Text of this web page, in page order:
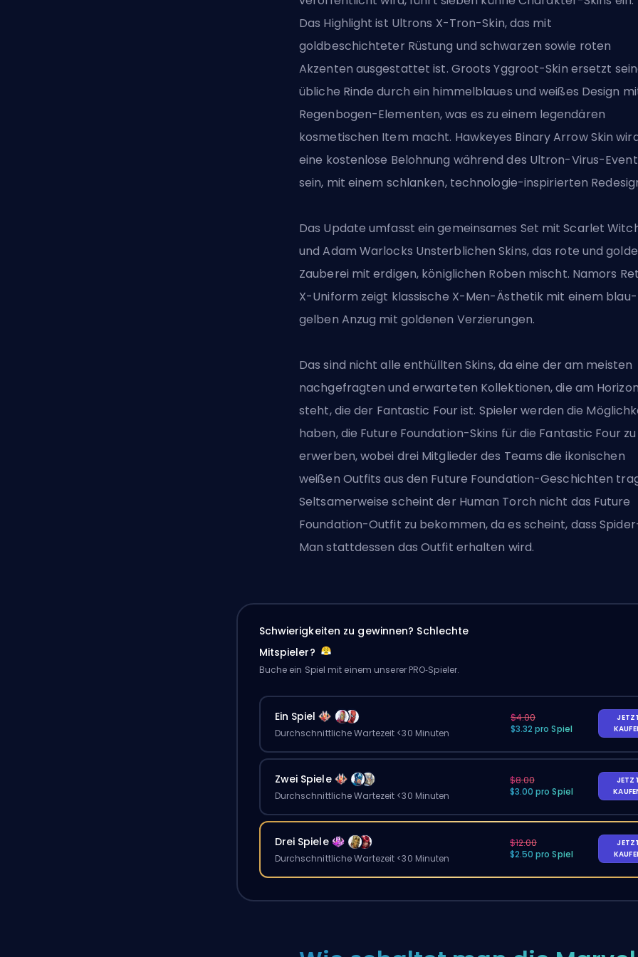
Das Highlight ist Ultrons X-Tron-Skin, das mit
goldbeschichteter Rüstung und schwarzen sowie roten
Akzenten ausgestattet ist. Groots Yggroot-Skin ersetzt
übliche Rinde durch ein himmelblaues und weißes Design
Regenbogen-Elementen, was es zu einem legendären
kosmetischen Item macht. Hawkeyes Binary Arrow Skin
eine kostenlose Belohnung während des Ultron-Virus-
sein, mit einem schlanken, technologie-inspirierten
Das Update umfasst ein gemeinsames Set mit Scarlet
und Adam Warlocks Unsterblichen Skins, das rote und
Zauberei mit erdigen, königlichen Roben mischt. Namors
X-Uniform zeigt klassische X-Men-Ästhetik mit einem blau-
gelben Anzug mit goldenen Verzierungen.
Das sind nicht alle enthülltenSkins, da eine der am meisten
nachgefragten und erwarteten Kollektionen, die am
steht,die der Fantastic Four ist. Spieler werden die
haben, die Future Foundation-Skins für die Fantastic Four zu
erwerben, wobei drei Mitglieder des Teams die ikonischen
weißen Outfits aus den Future Foundation-Geschichten
Seltsamerweise scheint der Human Torch nicht das Future
Foundation-Outfit zu bekommen, da es scheint, dass
Man stattdessen das Outfit erhalten wird.
Schwierigkeiten zu gewinnen? Schlechte
Mitspieler?
Buche ein Spiel mit einem unserer PRO‑Spieler.
Ein Spiel
Durchschnittliche Wartezeit <30 Minuten
$4.00
$3.32 pro Spiel
Zwei Spiele
Durchschnittliche Wartezeit <30 Minuten
$8.00
$3.00 pro Spiel
Drei Spiele
Durchschnittliche Wartezeit <30 Minuten
$12.00
$2.50 pro Spiel